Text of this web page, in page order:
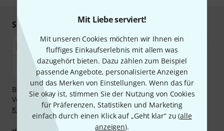
Mit Liebe serviert!
Mit unseren Cookies möchten wir Ihnen ein
fluffiges Einkaufserlebnis mit allem was
dazugehört bieten. Dazu zählen zum Beispiel
passende Angebote, personalisierte Anzeigen
und das Merken von Einstellungen. Wenn das für
Sie okay ist, stimmen Sie der Nutzung von Cookies
für Präferenzen, Statistiken und Marketing
einfach durch einen Klick auf „Geht klar“ zu (alle
anzeigen).
Sicher einkaufen & bezahlen
Bezahlen Sie vertraulich und sicher per Nachnahme,
Vorkasse, PayPal, Amazon Pay,Klarna Sofort bezahlen,
Klarna Ratenzahlungoder Kreditkarte.